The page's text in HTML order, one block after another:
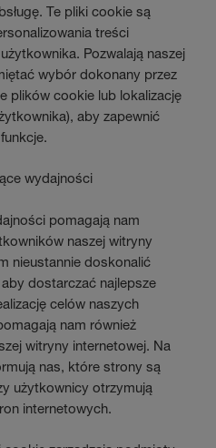
Te pliki cookie są
treści
Pozwalają naszej
wybór dokonany przez
plików cookie lub lokalizację
aby zapewnić
wydajności
pomagają nam
naszej witryny
nieustannie doskonalić
dostarczać najlepsze
celów naszych
nam również
witryny internetowej. Na
nas, które strony są
użytkownicy otrzymują
internetowych.